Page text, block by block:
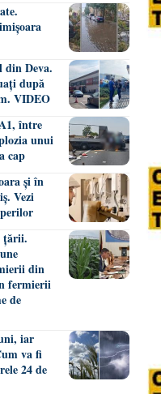
Deva.
după
VIDEO
între
unui
cap
și în
Vezi
țării.
din
fermierii
de
iar
va fi
24 de